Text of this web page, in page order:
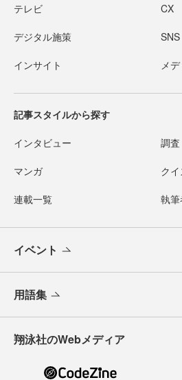
テレビ CX
デジタル施策 SNS
インサイト メ
記事スタイルから探す
インタビュー 調査
マンガ ク
連載一覧 執
イベント
用語集
翔泳社のWebメディア